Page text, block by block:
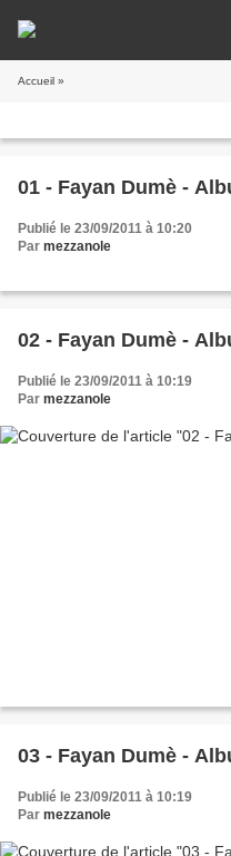
Accueil »
01 - Fayan Dumè -
Publié le 23/09/2011 à 10:20
Par mezzanole
02 - Fayan Dumè -
Publié le 23/09/2011 à 10:19
Par mezzanole
03 - Fayan Dumè -
Publié le 23/09/2011 à 10:19
Par mezzanole